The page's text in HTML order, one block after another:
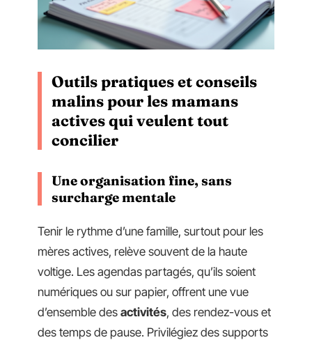
Outils pratiques et conseils
malins pour les mamans
actives qui veulent tout
concilier
Une organisation fine, sans
surcharge mentale
Tenir le rythme d’une famille, surtout pour les
mères actives, relève souvent de la haute
voltige. Les agendas partagés, qu’ils soient
numériques ou sur papier, offrent une vue
d’ensemble des activités, des rendez-vous et
des temps de pause. Privilégiez des supports